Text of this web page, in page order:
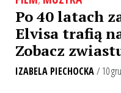
Po 40 latach
Elvisa trafią
Zobacz
IZABELA PIECHOCKA/ 10